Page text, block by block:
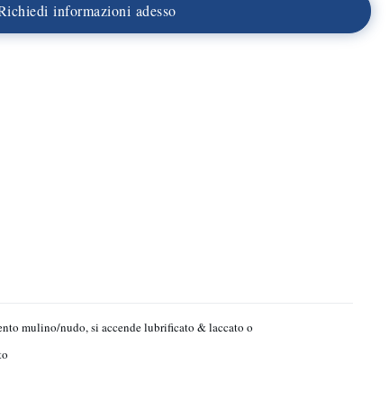
ichiedi informazioni adesso
mulino/nudo, si accende lubrificato & laccato o